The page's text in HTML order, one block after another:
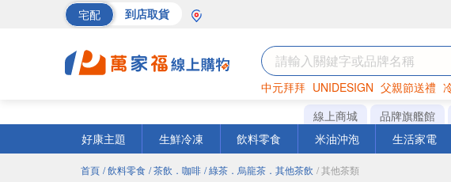
宅配 到店取貨
中元拜拜 UNIDESIGN 父親節送禮
巧克力 罐頭 衛生紙
線上商城 品牌旗艦館
好康主題
生鮮冷凍 飲料零食 米油沖泡 生活家電
首頁 / 飲料零食 / 茶飲．咖啡 / 綠茶．烏龍茶．其他茶飲 / 其他茶類